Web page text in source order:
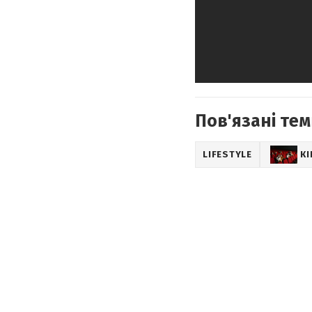
Пов'язані
LIFESTYLE